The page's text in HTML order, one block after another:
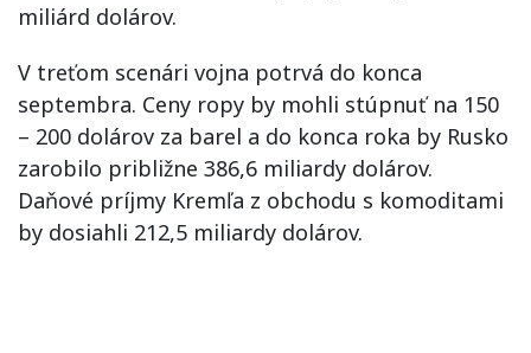
miliárd dolárov.
V treťom scenári vojna potrvá do konca
septembra. Ceny ropy by mohli stúpnuť na 150
– 200 dolárov za barel a do konca roka by Rusko
zarobilo približne 386,6 miliardy dolárov.
Daňové príjmy Kremľa z obchodu s komoditami
by dosiahli 212,5 miliardy dolárov.